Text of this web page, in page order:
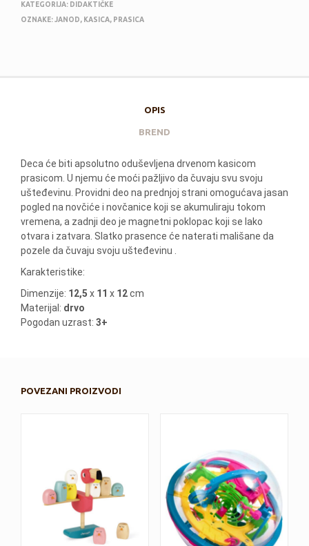
KATEGORIJA: DIDAKTIČKE
OZNAKE:JANOD, KASICA, PRASICA
OPIS
BREND
Deca će biti apsolutno oduševljena drvenom kasicom
prasicom. U njemu će moći pažljivo da čuvaju svu svoju
ušteđevinu. Providni deo na prednjoj strani omogućava jasan
pogled na novčiće i novčanice koji se akumuliraju tokom
vremena, a zadnji deo je magnetni poklopac koji se lako
otvara i zatvara. Slatko prasence će naterati mališane da
pozele da čuvaju svoju ušteđevinu .
Karakteristike:
Dimenzije: 12,5 x 11 x 12cm
Materijal: drvo
Pogodan uzrast: 3+
POVEZANI PROIZVODI